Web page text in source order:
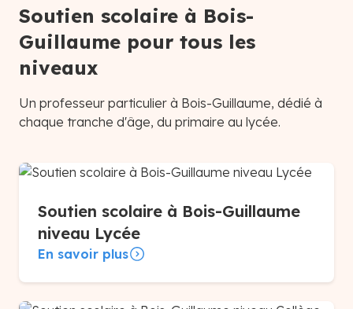
Soutien scolaire à Bois-
Guillaume pour tous les
niveaux
Un professeur particulier à Bois-Guillaume, dédié à
chaque tranche d'âge, du primaire au lycée.
Soutien scolaire à Bois-Guillaume
niveau Lycée
En savoir plus